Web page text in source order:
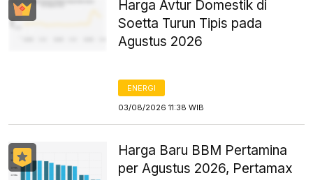
Harga Avtur Domestik di
Soetta Turun Tipis pada
Agustus 2026
ENERGI
03/08/2026 11:38 WIB
Harga Baru BBM Pertamina
per Agustus 2026, Pertamax